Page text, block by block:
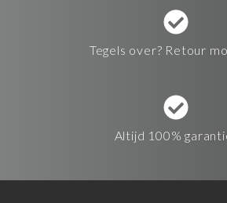
Tegels over? Retour
Altijd 100%